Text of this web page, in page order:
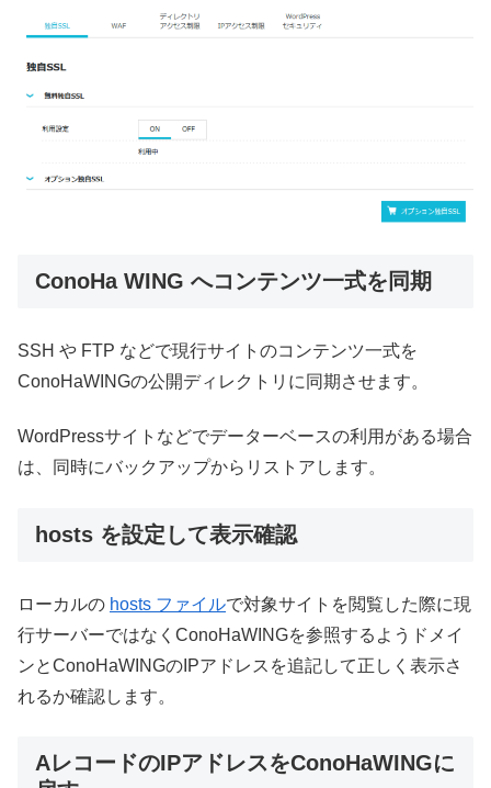
ConoHa WING へコンテンツ一式を同期
SSH や FTP などで現行サイトのコンテンツ一式を
ConoHaWINGの公開ディレクトリに同期させます。
WordPressサイトなどでデーターベースの利用がある場合
は、同時にバックアップからリストアします。
hosts を設定して表示確認
ローカルの hosts ファイルで対象サイトを閲覧した際に現
行サーバーではなくConoHaWINGを参照するようドメイ
ンとConoHaWINGのIPアドレスを追記して正しく表示さ
れるか確認します。
AレコードのIPアドレスをConoHaWINGに